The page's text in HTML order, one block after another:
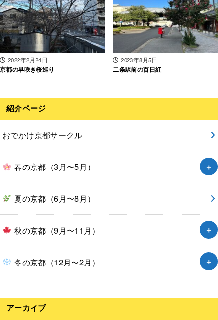
2022年2月24日
京都の早咲き桜巡り
2023年8月5日
二条駅前の百日紅
紹介ページ
おでかけ京都サークル
春の京都（3月〜5月）
夏の京都（6月〜8月）
秋の京都（9月〜11月）
冬の京都（12月〜2月）
アーカイブ